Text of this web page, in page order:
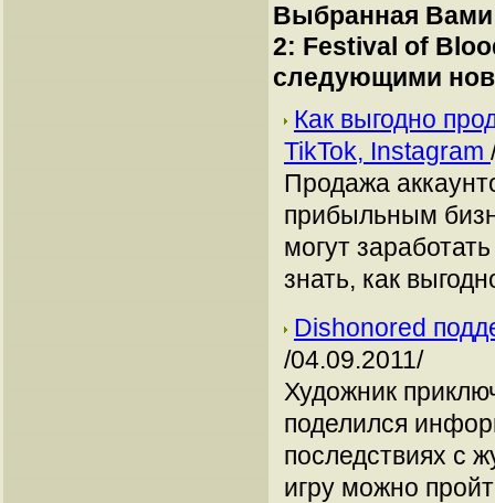
Выбранная Вами
2: Festival of
следующими
Как выгодно
TikTok, Instagram
Продажа
прибыльным
могут
знать, как
Dishonored
/04.09.2011/
Художник
поделился
последствиях с
игру можно